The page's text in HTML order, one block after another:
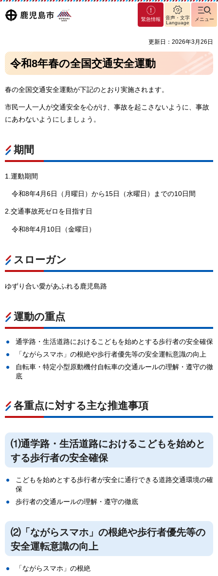
鹿児島
マグ
マシ
緊急情報
音声・文字
Language
メニュー
更新日：2026年3月26日
令和8年春の全国交通安全運動
春の全国交通安全運動が下記のとおり実施されます。
市民一人一人が交通安全を心がけ、事故を起こさないように、事故
にあわないようにしましょう。
期間
1.運動期間
令和8年4月6日（月曜日）から15日（水曜日）までの10日間
2.交通事故死ゼロを目指す日
令和8年4月10日（金曜日）
スローガン
ゆずり合い愛があふれる鹿児島路
運動の重点
通学路・生活道路におけるこどもを始めとする歩行者の安全確保
「ながらスマホ」の根絶や歩行者優先等の安全運転意識の向上
自転車・特定小型原動機付自転車の交通ルールの理解・遵守の徹
底
各重点に対する主な推進事項
⑴通学路・生活道路におけるこどもを始めと
する歩行者の安全確保
こどもを始めとする歩行者が安全に通行できる道路交通環境の確
保
歩行者の交通ルールの理解・遵守の徹底
⑵「ながらスマホ」の根絶や歩行者優先等の
安全運転意識の向上
「ながらスマホ」の根絶